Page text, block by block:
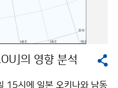
상청 기후과학국장과 변순
술원 교수의 주제발표, 토
정규 기상청 기후과학국장
대해 정확한 이해를 바탕
의 영향 분석
15시에 일본 오키나와 남동